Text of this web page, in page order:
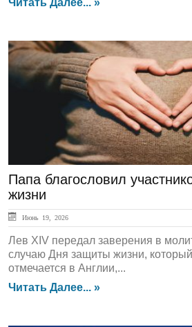
Читать Далее... »
ЛЕНТА НОВОСТЕЙ
Папа благословил
жизни
Июнь 19, 2026
Лев XIV передал заверения в
случаю Дня защиты жизни,
отмечается в Англии,...
Читать Далее... »